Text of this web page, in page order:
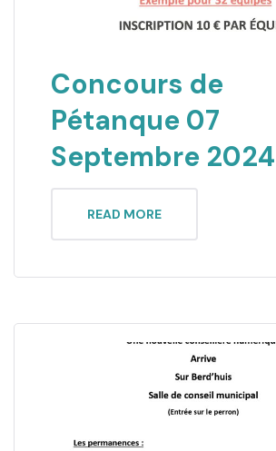
Concours de
Pétanque 07
Septembre 2024
READ MORE